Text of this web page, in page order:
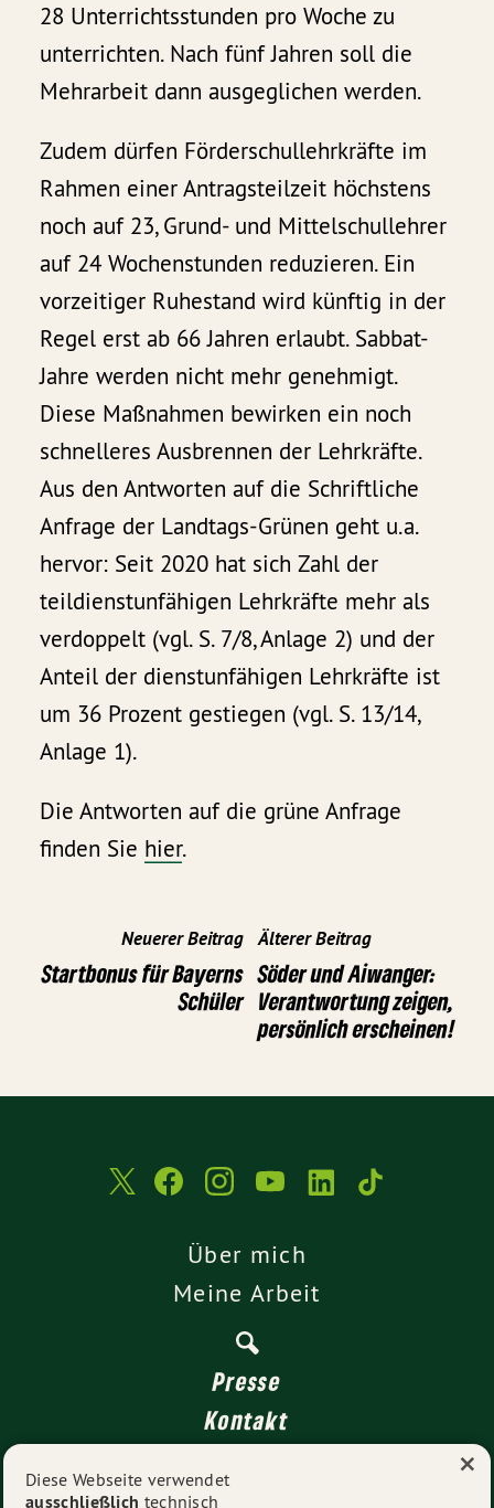
28 Unterrichtsstunden pro Woche zu
unterrichten. Nach fünf Jahren soll die
Mehrarbeit dann ausgeglichen werden.
Zudem dürfen Förderschullehrkräfte im
Rahmen einer Antragsteilzeit höchstens
noch auf 23, Grund- und Mittelschullehrer
auf 24 Wochenstunden reduzieren. Ein
vorzeitiger Ruhestand wird künftig in der
Regel erst ab 66 Jahren erlaubt. Sabbat-
Jahre werden nicht mehr genehmigt.
Diese Maßnahmen bewirken ein noch
schnelleres Ausbrennen der Lehrkräfte.
Aus den Antworten auf die Schriftliche
Anfrage der Landtags-Grünen geht u.a.
hervor: Seit 2020 hat sich Zahl der
teildienstunfähigen Lehrkräfte mehr als
verdoppelt (vgl. S. 7/8, Anlage 2) und der
Anteil der dienstunfähigen Lehrkräfte ist
um 36 Prozent gestiegen (vgl. S. 13/14,
Anlage 1).
Die Antworten auf die grüne Anfrage
finden Sie hier.
Neuerer Beitrag
Startbonus für Bayerns
Schüler
Älterer Beitrag
Söder und Aiwanger:
Verantwortung zeigen,
persönlich erscheinen!
Über mich
Meine Arbeit
Presse
Kontakt
Diese Webseite verwendet
ausschließlich technisch
×